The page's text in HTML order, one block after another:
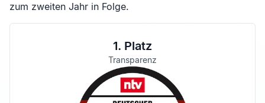
zum zweiten Jahr in Folge.
1. Platz
Transparenz